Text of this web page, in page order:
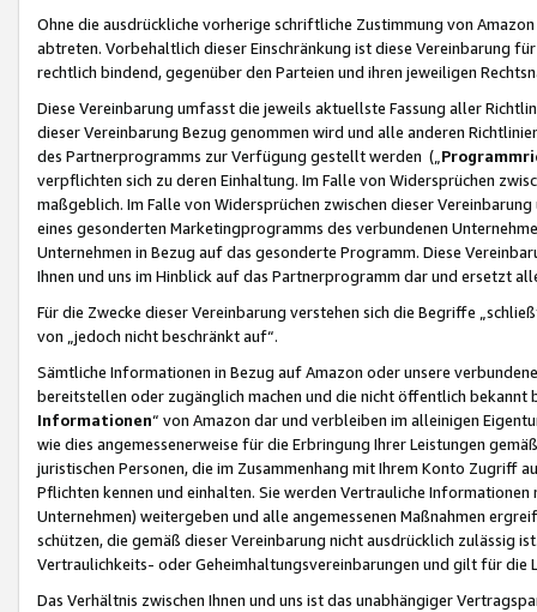
Ohne die ausdrückliche vorherige schriftliche Zustimmung von
abtreten. Vorbehaltlich dieser Einschränkung ist diese Vereinbarung
rechtlich bindend, gegenüber den Parteien und ihren jeweiligen
Diese Vereinbarung umfasst die jeweils aktuellste Fassung aller
dieser Vereinbarung Bezug genommen wird und alle anderen
des Partnerprogramms zur Verfügung gestellt werden („
verpflichten sich zu deren Einhaltung. Im Falle von Widersprüchen
maßgeblich. Im Falle von Widersprüchen zwischen dieser
eines gesonderten Marketingprogramms des verbundenen
Unternehmen in Bezug auf das gesonderte Programm. Diese
Ihnen und uns im Hinblick auf das Partnerprogramm dar und ersetzt
Für die Zwecke dieser Vereinbarung verstehen sich die Begriffe
von „jedoch nicht beschränkt auf“.
Sämtliche Informationen in Bezug auf Amazon oder unsere
bereitstellen oder zugänglich machen und die nicht öffentlich
Informationen“ von Amazon dar und verbleiben im alleinigen
wie dies angemessenerweise für die Erbringung Ihrer Leistungen
juristischen Personen, die im Zusammenhang mit Ihrem Konto
Pflichten kennen und einhalten. Sie werden Vertrauliche
Unternehmen) weitergeben und alle angemessenen Maßnahmen
schützen, die gemäß dieser Vereinbarung nicht ausdrücklich zulässig
Vertraulichkeits- oder Geheimhaltungsvereinbarungen und gilt für die
Das Verhältnis zwischen Ihnen und uns ist das unabhängiger